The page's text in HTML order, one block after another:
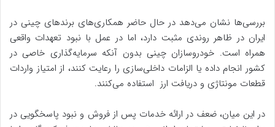
بررسی‌ها نشان می‌دهد در حال حاضر همکاری‌‌های برندهای چینی در
ایران در ظاهر روندی مثبت دارد، اما در عمل با نبود تعهدات واقعی
همراه است. خودروسازان چینی بدون آنکه سرمایه‌‌گذاری خاصی در
کشور انجام داده یا الزامات داخلی‌‌سازی را رعایت کنند، از امتیاز واردات
قطعات مونتاژی و دریافت ارز استفاده می‌کنند.
در این میان، ضعف در ارائه خدمات پس از فروش و نبود پاسخگویی در